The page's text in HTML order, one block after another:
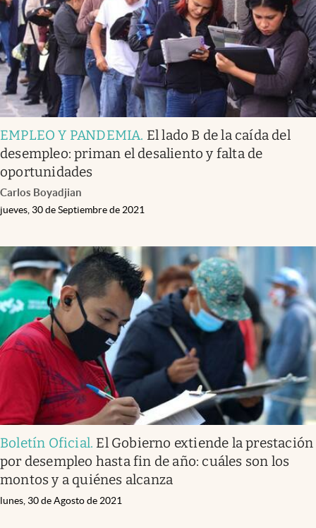
EMPLEO Y PANDEMIA. El lado B de la caída del
desempleo: priman el desaliento y falta de
oportunidades
Carlos Boyadjian
jueves, 30 de Septiembre de 2021
Boletín Oficial. El Gobierno extiende la prestación
por desempleo hasta fin de año: cuáles son los
montos y a quiénes alcanza
lunes, 30 de Agosto de 2021